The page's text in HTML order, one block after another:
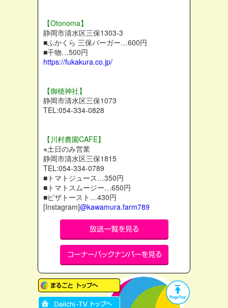
【Otonoma】
静岡市清水区三保1303-3
■ふかくら 三保バーガー…600円
■干物…500円
https://fukakura.co.jp/
【御穂神社】
静岡市清水区三保1073
TEL:054-334-0828
【川村農園CAFE】
※土日のみ営業
静岡市清水区三保1815
TEL:054-334-0789
■トマトジュース…350円
■トマトスムージー…650円
■ピザトースト…430円
[Instagram]@kawamura.farm789